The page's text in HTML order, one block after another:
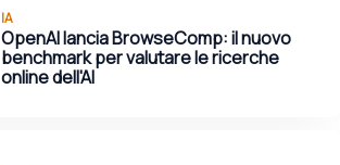
IA
OpenAI lancia BrowseComp: il nuovo
benchmark per valutare le ricerche
online dell'AI